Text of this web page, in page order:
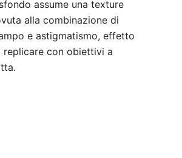
assume una texture
alla combinazione di
e astigmatismo, effetto
replicare con obiettivi a